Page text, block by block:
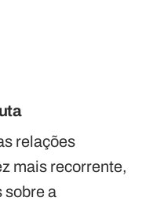
relações
mais recorrente,
sobre a